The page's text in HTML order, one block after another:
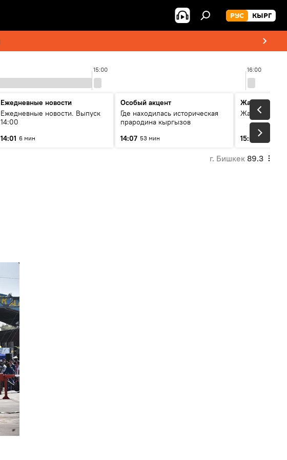
РУС КЫРГ
15:00 16:00
Ежедневные новости
Ежедневные новости. Выпуск
14:00
14:01 6 мин
Особый акцент
Где находилась историческая
прародина кыргызов
14:07 53 мин
Жаңылыктар
15:01 3 мин
г. Бишкек 89.3